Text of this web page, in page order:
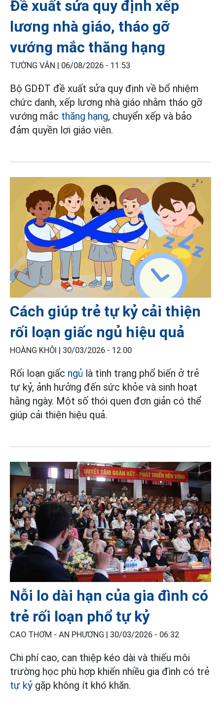
Đề xuất sửa quy định xếp
lương nhà giáo, tháo gỡ
vướng mắc thăng hạng
TƯỜNG VÂN | 06/08/2026 - 11:53
Bộ GDĐT đề xuất sửa quy định về bổ nhiệm
chức danh, xếp lương nhà giáo nhằm tháo gỡ
vướng mắc thăng hạng, chuyển xếp và bảo
đảm quyền lợi giáo viên.
Cách giúp trẻ tự kỷ cải thiện
rối loạn giấc ngủ hiệu quả
HOÀNG KHÔI | 30/03/2026 - 12:00
Rối loạn giấc ngủ là tình trạng phổ biến ở trẻ
tự kỷ, ảnh hưởng đến sức khỏe và sinh hoạt
hằng ngày. Một số thói quen đơn giản có thể
giúp cải thiện hiệu quả.
Nỗi lo dài hạn của gia đình có
trẻ rối loạn phổ tự kỷ
CAO THƠM - AN PHƯƠNG | 30/03/2026 - 06:32
Chi phí cao, can thiệp kéo dài và thiếu môi
trường học phù hợp khiến nhiều gia đình có trẻ
tự kỷ gặp không ít khó khăn.